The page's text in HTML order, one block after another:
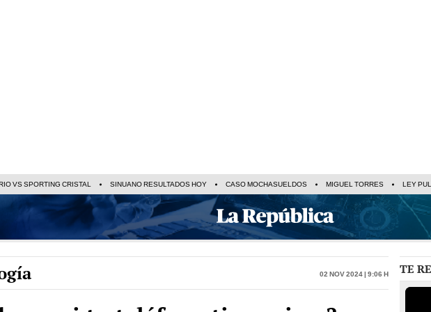
VS SPORTING CRISTAL SINUANO RESULTADOS HOY CASO MOCHASUELDOS MIGUEL TORRES LEY
02 Nov 2024 | 9:06 h TE